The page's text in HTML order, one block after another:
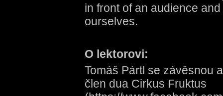
in front of an audience
ourselves.
O lektorovi:
Tomáš Pártl se závěsnou
člen dua Cirkus Fruktus